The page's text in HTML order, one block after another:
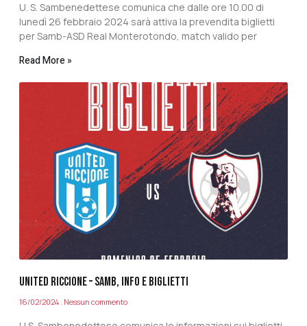
U. S. Sambenedettese comunica che dalle ore 10.00 di
lunedì 26 febbraio 2024 sarà attiva la prevendita biglietti
per Samb-ASD Real Monterotondo, match valido per
Read More »
UNITED RICCIONE – SAMB, INFO E BIGLIETTI
16/02/2024 Nessun commento